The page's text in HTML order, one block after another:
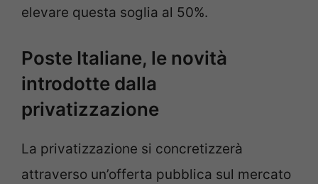
elevare questa soglia al 50%.
Poste Italiane, le novità
introdotte dalla
privatizzazione
La privatizzazione si concretizzerà
attraverso un’offerta pubblica sul mercato